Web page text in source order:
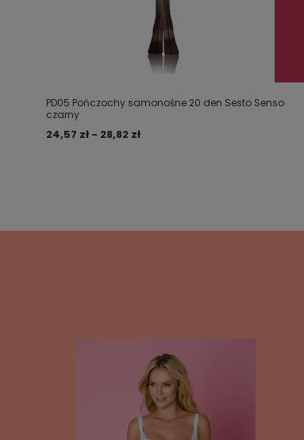
PD05 Pończochy samonośne 20 den Sesto Senso
czarny
24,57 zł - 28,82 zł